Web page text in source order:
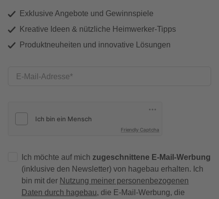
Exklusive Angebote und Gewinnspiele
Kreative Ideen & nützliche Heimwerker-Tipps
Produktneuheiten und innovative Lösungen
E-Mail-Adresse
Friendly Captcha
Ich möchte auf mich zugeschnittene E-Mail-Werbung
(inklusive den Newsletter) von hagebau erhalten. Ich
bin mit der Nutzung meiner personenbezogenen
Daten durch hagebau, die E-Mail-Werbung, die